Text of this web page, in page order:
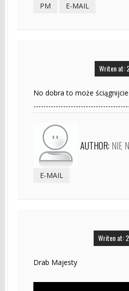
PM E-MAIL
Writen at:
No dobra to może
AUTHOR: NIE
E-MAIL
Writen at:
Drab Majesty